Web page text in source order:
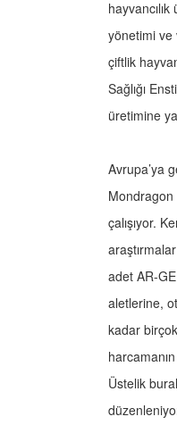
yönetimi ve
çiftlik
Sağlığı
üretimine
Avrupa’ya
Mondragon
çalışıyor.
adet AR-
aletlerine,
kadar
Üstelik